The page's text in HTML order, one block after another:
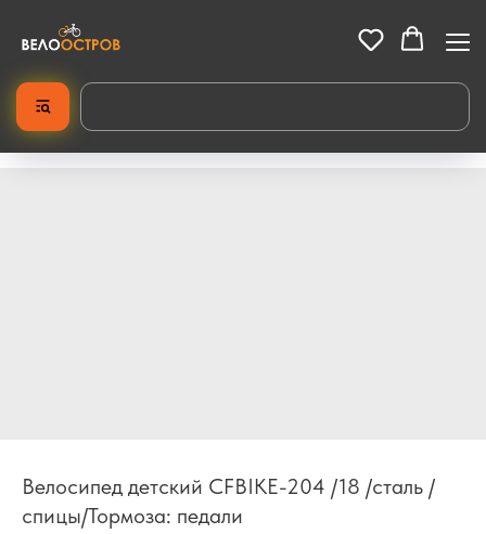
Велосипед детский CFBIKE-204 /18 /сталь /
спицы/Тормоза: педали